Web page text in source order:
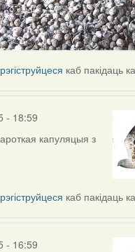
каб пакідаць
- 18:59
капуляцыя з
каб пакідаць
- 16:59